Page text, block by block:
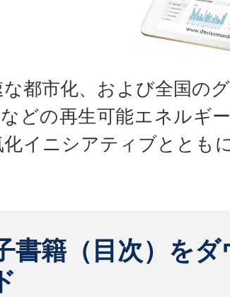
都市化、および全国の
どの再生可能エネルギ
イニシアティブととも
書籍（目次）をダ